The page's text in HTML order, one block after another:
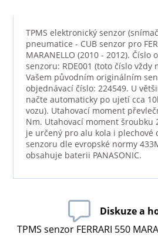
TPMS elektronický senzor
pneumatice - CUB senzor pro
MARANELLO (2010 - 2012). Číslo
senzoru: RDE001 (toto číslo vždy
Vašem původním originálním
objednávací číslo: 224549. U
načte automaticky po ujetí cca
vozu). Utahovací moment
Nm. Utahovací moment šroubku
je určený pro alu kola i plechové
senzoru dle evropské normy
obsahuje baterii PANASONIC.
Diskuze a
TPMS senzor FERRARI 550